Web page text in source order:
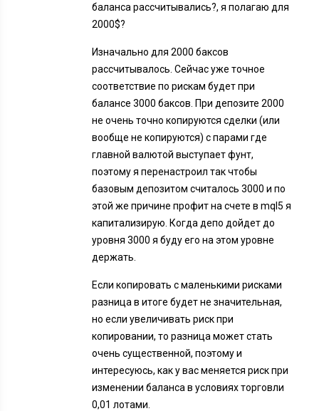
баланса рассчитывались?, я полагаю для
2000$?
Изначально для 2000 баксов
рассчитывалось. Сейчас уже точное
соответствие по рискам будет при
балансе 3000 баксов. При депозите 2000
не очень точно копируются сделки (или
вообще не копируются) с парами где
главной валютой выступает фунт,
поэтому я перенастроил так чтобы
базовым депозитом считалось 3000 и по
этой же причине профит на счете в mql5 я
капитализирую. Когда депо дойдет до
уровня 3000 я буду его на этом уровне
держать.
Если копировать с маленькими рисками
разница в итоге будет не значительная,
но если увеличивать риск при
копировании, то разница может стать
очень существенной, поэтому и
интересуюсь, как у вас меняется риск при
изменении баланса в условиях торговли
0,01 лотами.